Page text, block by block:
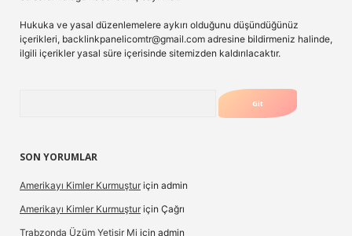
Hukuka ve yasal düzenlemelere aykırı olduğunu düşündüğünüz
içerikleri, backlinkpanelicomtr@gmail.com adresine bildirmeniz halinde,
ilgili içerikler yasal süre içerisinde sitemizden kaldırılacaktır.
SON YORUMLAR
Amerikayı Kimler Kurmuştur için admin
Amerikayı Kimler Kurmuştur için Çağrı
Trabzonda Üzüm Yetişir Mi için admin